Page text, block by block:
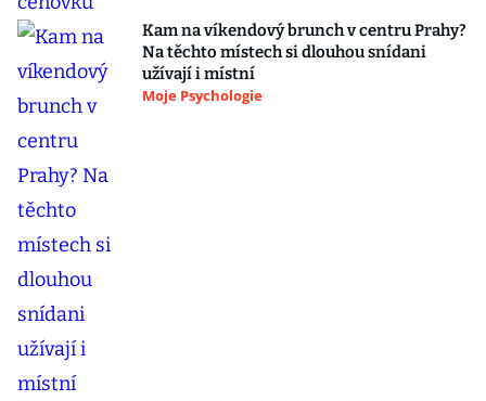
Kam na víkendový brunch v centru Prahy?
Na těchto místech si dlouhou snídani
užívají i místní
Moje Psychologie